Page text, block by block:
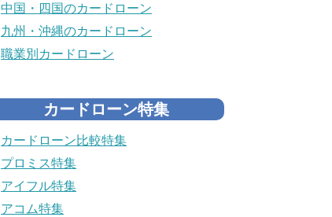
中国・四国のカードローン
九州・沖縄のカードローン
職業別カードローン
カードローン特集
カードローン比較特集
プロミス特集
アイフル特集
アコム特集